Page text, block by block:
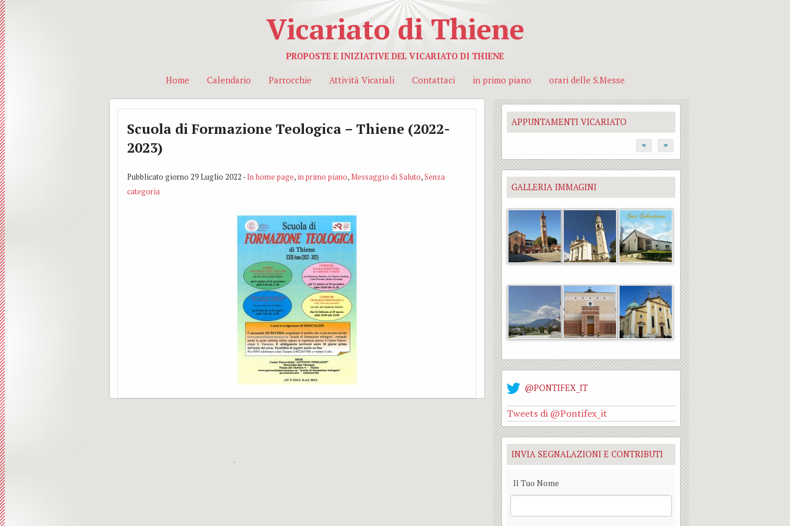
Vicariato di Thiene
PROPOSTE E INIZIATIVE DEL VICARIATO DI THIENE
Home Calendario Parrocchie Attività Vicariali Contattaci in primo piano orari delle S.Messe
Scuola di Formazione Teologica – Thiene (2022-
2023)
Pubblicato giorno 29 Luglio 2022 -In home page, in primo piano, Messaggio di Saluto,Senza
categoria
APPUNTAMENTI VICARIATO
< >
GALLERIA IMMAGINI
@PONTIFEX_IT
Tweets di @Pontifex_it
INVIA SEGNALAZIONI E CONTRIBUTI
Il Tuo Nome